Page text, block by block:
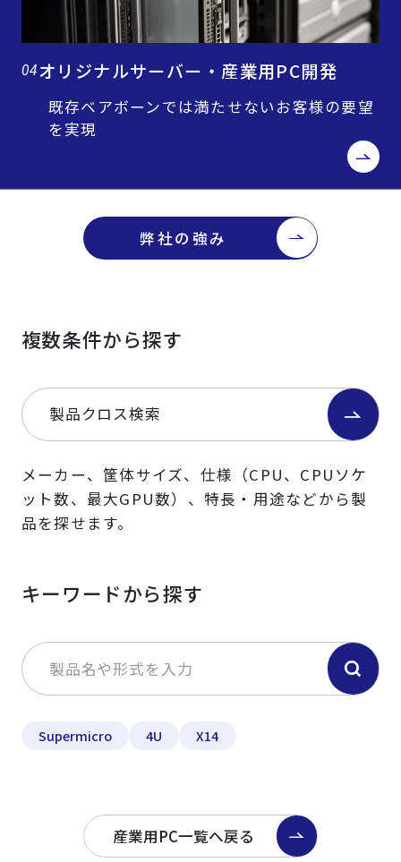
04オリジナルサーバー・産業用PC開発
既存ベアボーンでは満たせないお客様の要望
を実現
弊社の強み
複数条件から探す
製品クロス検索
メーカー、筐体サイズ、仕様（CPU、CPUソケ
ット数、最大GPU数）、特長・用途などから製
品を探せます。
キーワードから探す
Supermicro 4U X14
産業用PC一覧へ戻る